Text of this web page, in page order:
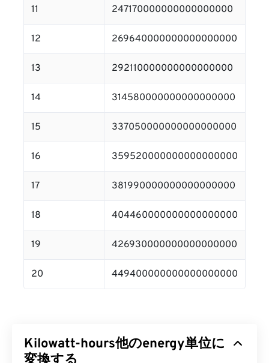
11 247170000000000000000
12 269640000000000000000
13 292110000000000000000
14 314580000000000000000
15 337050000000000000000
16 359520000000000000000
17 381990000000000000000
18 404460000000000000000
19 426930000000000000000
20 449400000000000000000
Kilowatt-hours他のenergy単位に